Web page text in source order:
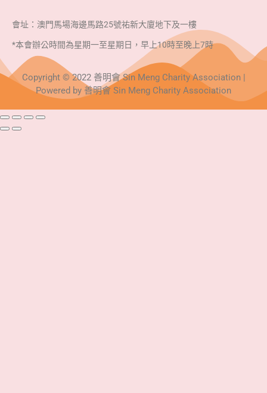
會址：澳門馬場海邊馬路25號祐新大廈地下及一樓
*本會辦公時間為星期一至星期日，早上10時至晚上7時
Copyright © 2022 善明會 Sin Meng Charity Association |
Powered by 善明會 Sin Meng Charity Association